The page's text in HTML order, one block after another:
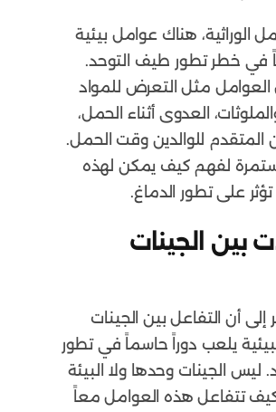
الوراثية، هناك عوامل بيئية
في خطر تطور طيف التوحد.
مثل التعرض للمواد
العدوى أثناء الحمل،
المتقدم للوالدين وقت الحمل.
لفهم كيف يمكن لهذه
على تطور الدماغ.
بين الجينات
إلى أن التفاعل بين الجينات
يلعب دوراً حاسماً في تطور
ليس الجينات وحدها ولا البيئة
تتفاعل هذه العوامل معاً